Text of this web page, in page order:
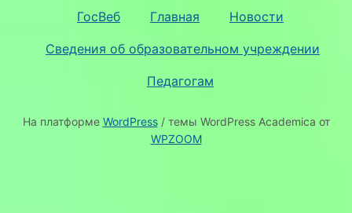
ГосВеб Главная Новости
Сведения об образовательном учреждении
Педагогам
На платформе WordPress/ темы WordPress Academica от
WPZOOM